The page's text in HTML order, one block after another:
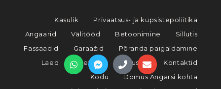
Kasulik
Privaatsus- ja küpsistepoliitika
Angaarid
Välitööd Betoonimine
Sillutis
Fassaadid
Garaažid
Põranda paigaldamine
Laed
Sisetööd Katused
Kontaktid
Kodu
Domus Angarsi kohta